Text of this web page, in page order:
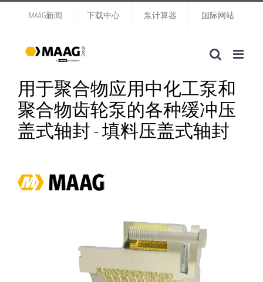
MAAG新闻 下载中心 泵计算器 国际网站
用于聚合物应用中化工泵和
聚合物齿轮泵的各种缓冲压
盖式轴封 - 填料压盖式轴封